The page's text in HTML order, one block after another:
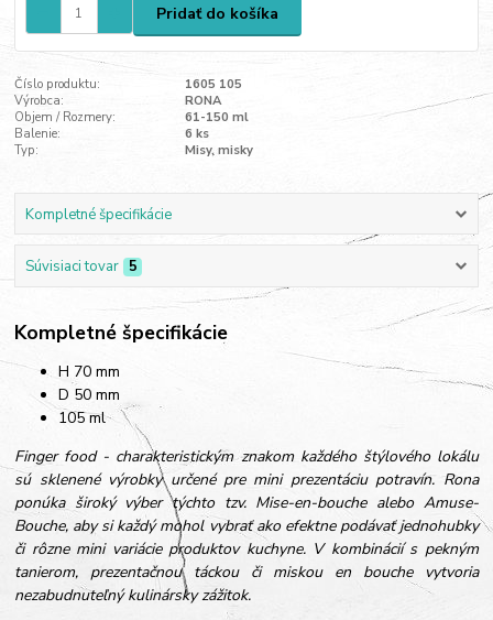
Pridať do košíka
Číslo produktu:
1605 105
Výrobca:
RONA
Objem / Rozmery:
61-150 ml
Balenie:
6 ks
Typ:
Misy, misky
Kompletné špecifikácie
Súvisiaci tovar 5
Kompletné špecifikácie
H 70 mm
D 50 mm
105 ml
Finger food - charakteristickým znakom každého štýlového lokálu
sú sklenené výrobky určené pre mini prezentáciu potravín. Rona
ponúka široký výber týchto tzv. Mise-en-bouche alebo Amuse-
Bouche, aby si každý mohol vybrať ako efektne podávať jednohubky
či rôzne mini variácie produktov kuchyne. V kombinácií s pekným
tanierom, prezentačnou táckou či miskou en bouche vytvoria
nezabudnuteľný kulinársky zážitok.